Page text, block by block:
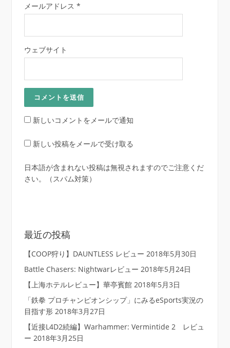
メールアドレス *
ウェブサイト
新しいコメントをメールで通知
新しい投稿をメールで受け取る
日本語が含まれない投稿は無視されますのでご注意くだ
さい。（スパム対策）
最近の投稿
【COOP狩り】DAUNTLESS レビュー 2018年5月30日
Battle Chasers: Nightwarレビュー 2018年5月24日
【上海ホテルレビュー】華亭賓館 2018年5月3日
「鉄拳 プロチャンピオンシップ」にみるeSports実況の
目指す形 2018年3月27日
【近接L4D2続編】Warhammer: Vermintide 2 レビュ
ー 2018年3月25日